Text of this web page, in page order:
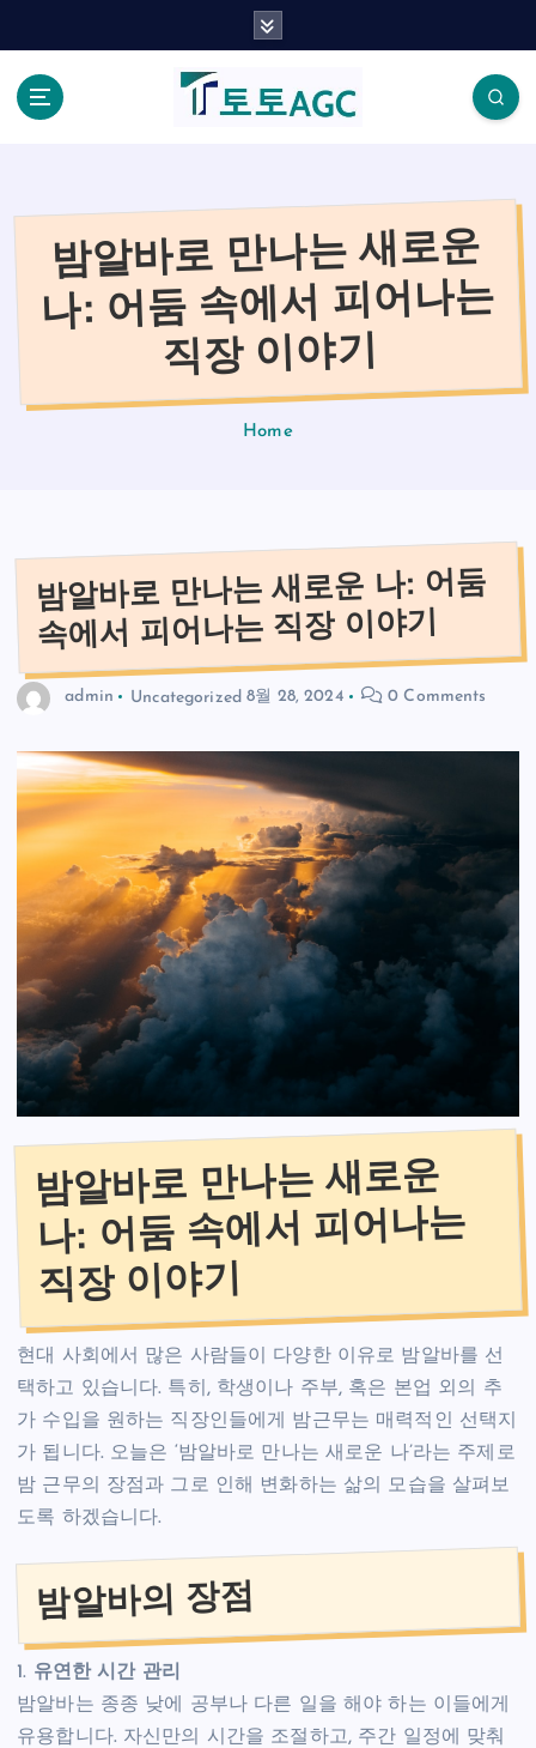
밤알바로 만나는 새로운
나: 어둠 속에서 피어나는
직장 이야기
Home
밤알바로 만나는 새로운 나: 어둠
속에서 피어나는 직장 이야기
admin Uncategorized 8월 28, 2024 0 Comments
밤알바로 만나는 새로운
나: 어둠 속에서 피어나는
직장 이야기
현대 사회에서 많은 사람들이 다양한 이유로 밤알바를 선
택하고 있습니다. 특히, 학생이나 주부, 혹은 본업 외의 추
가 수입을 원하는 직장인들에게 밤근무는 매력적인 선택지
가 됩니다. 오늘은 ‘밤알바로 만나는 새로운 나’라는 주제로
밤 근무의 장점과 그로 인해 변화하는 삶의 모습을 살펴보
도록 하겠습니다.
밤알바의 장점
1. 유연한 시간 관리
밤알바는 종종 낮에 공부나 다른 일을 해야 하는 이들에게
유용합니다. 자신만의 시간을 조절하고, 주간 일정에 맞춰